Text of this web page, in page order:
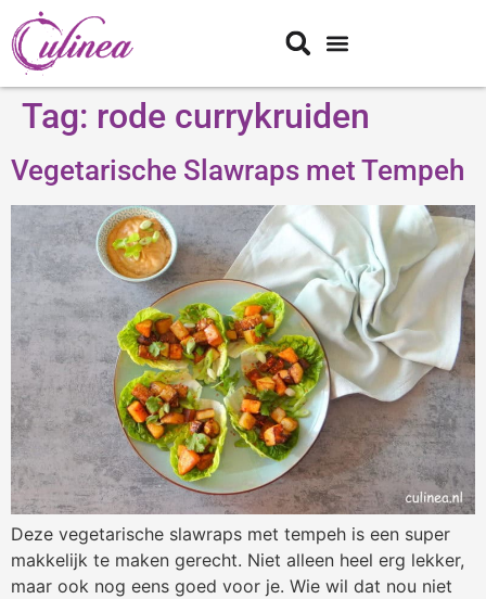
Tag: rode currykruiden
Vegetarische Slawraps met Tempeh
Deze vegetarische slawraps met tempeh is een super
makkelijk te maken gerecht. Niet alleen heel erg lekker,
maar ook nog eens goed voor je. Wie wil dat nou niet